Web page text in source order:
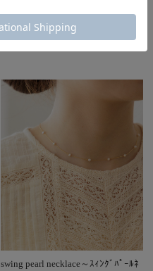
(税込)
swing pearl necklace～ｽｨﾝｸﾞﾊﾟｰﾙﾈ